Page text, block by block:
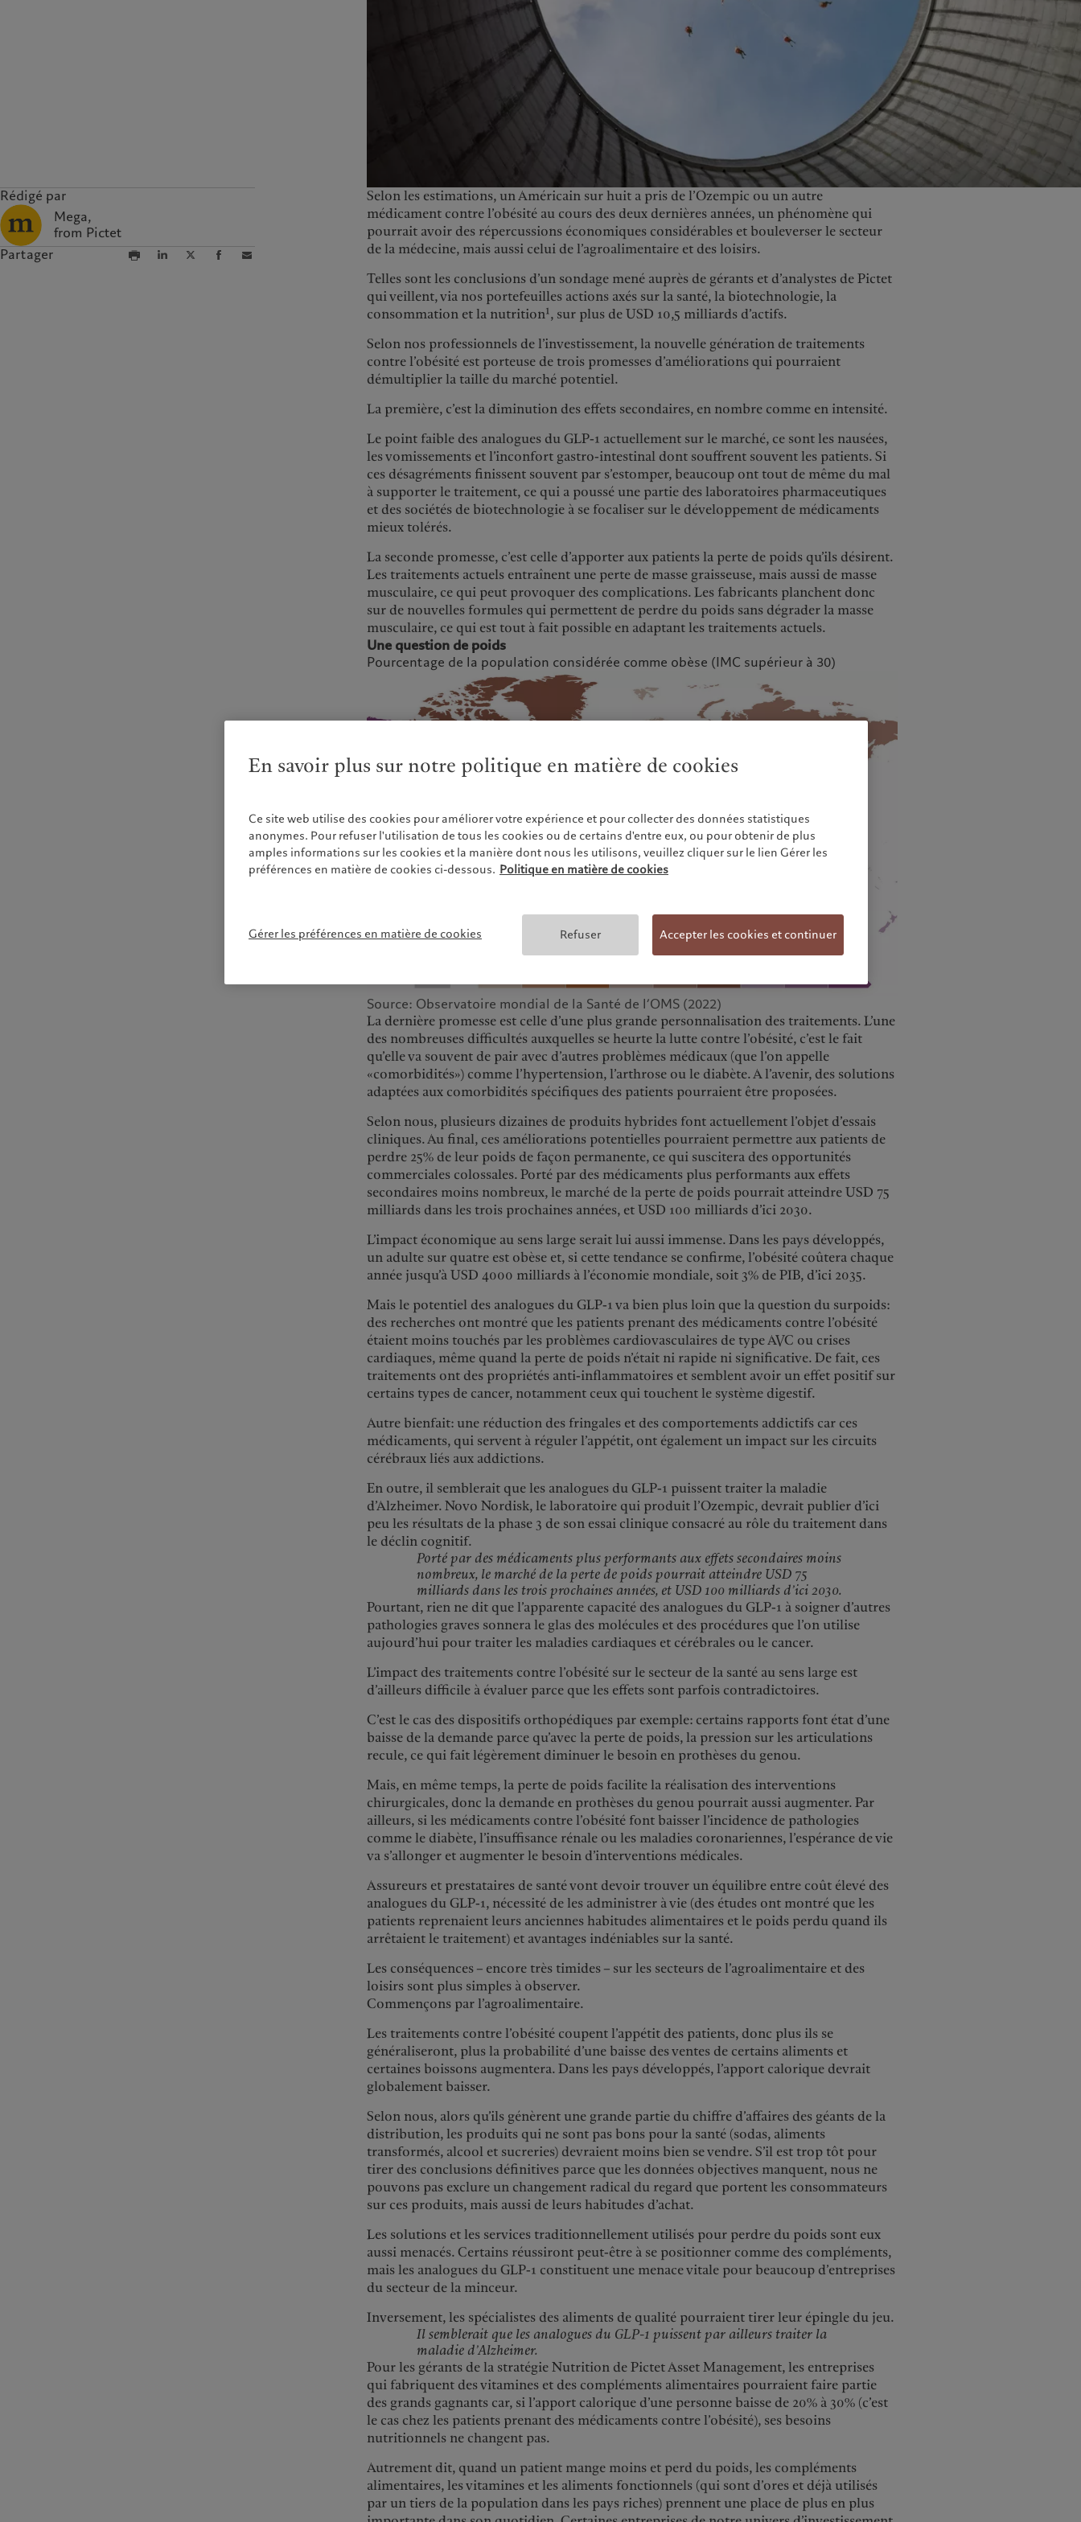
Rédigé par
Mega,
from Pictet
Partager
Selon les estimations, un Américain sur huit a pris de l’Ozempic ou un autre
médicament contre l’obésité au cours des deux dernières années, un phénomène qui
pourrait avoir des répercussions économiques considérables et bouleverser le secteur
de la médecine, mais aussi celui de l’agroalimentaire et des loisirs.
Telles sont les conclusions d’un sondage mené auprès de gérants et d’analystes de Pictet
qui veillent, via nos portefeuilles actions axés sur la santé, la biotechnologie, la
consommation et la nutrition1, sur plus de USD 10,5 milliards d’actifs.
Selon nos professionnels de l’investissement, la nouvelle génération de traitements
contre l’obésité est porteuse de trois promesses d’améliorations qui pourraient
démultiplier la taille du marché potentiel.
La première, c’est la diminution des effets secondaires, en nombre comme en intensité.
Le point faible des analogues du GLP-1 actuellement sur le marché, ce sont les nausées,
les vomissements et l’inconfort gastro-intestinal dont souffrent souvent les patients. Si
ces désagréments finissent souvent par s’estomper, beaucoup ont tout de même du mal
à supporter le traitement, ce qui a poussé une partie des laboratoires pharmaceutiques
et des sociétés de biotechnologie à se focaliser sur le développement de médicaments
mieux tolérés.
La seconde promesse, c’est celle d’apporter aux patients la perte de poids qu’ils désirent.
Les traitements actuels entraînent une perte de masse graisseuse, mais aussi de masse
musculaire, ce qui peut provoquer des complications. Les fabricants planchent donc
sur de nouvelles formules qui permettent de perdre du poids sans dégrader la masse
musculaire, ce qui est tout à fait possible en adaptant les traitements actuels.
Une question de poids
Pourcentage de la population considérée comme obèse (IMC supérieur à 30)
Source: Observatoire mondial de la Santé de l’OMS (2022)
La dernière promesse est celle d’une plus grande personnalisation des traitements. L’une
des nombreuses difficultés auxquelles se heurte la lutte contre l’obésité, c’est le fait
qu’elle va souvent de pair avec d’autres problèmes médicaux (que l’on appelle
«comorbidités») comme l’hypertension, l’arthrose ou le diabète. A l’avenir, des solutions
adaptées aux comorbidités spécifiques des patients pourraient être proposées.
Selon nous, plusieurs dizaines de produits hybrides font actuellement l’objet d’essais
cliniques. Au final, ces améliorations potentielles pourraient permettre aux patients de
perdre 25% de leur poids de façon permanente, ce qui suscitera des opportunités
commerciales colossales. Porté par des médicaments plus performants aux effets
secondaires moins nombreux, le marché de la perte de poids pourrait atteindre USD 75
milliards dans les trois prochaines années, et USD 100 milliards d’ici 2030.
L’impact économique au sens large serait lui aussi immense. Dans les pays développés,
un adulte sur quatre est obèse et, si cette tendance se confirme, l’obésité coûtera chaque
année jusqu’à USD 4000 milliards à l’économie mondiale, soit 3% de PIB, d’ici 2035.
Mais le potentiel des analogues du GLP-1 va bien plus loin que la question du surpoids:
des recherches ont montré que les patients prenant des médicaments contre l’obésité
étaient moins touchés par les problèmes cardiovasculaires de type AVC ou crises
cardiaques, même quand la perte de poids n’était ni rapide ni significative. De fait, ces
traitements ont des propriétés anti-inflammatoires et semblent avoir un effet positif sur
certains types de cancer, notamment ceux qui touchent le système digestif.
Autre bienfait: une réduction des fringales et des comportements addictifs car ces
médicaments, qui servent à réguler l’appétit, ont également un impact sur les circuits
cérébraux liés aux addictions.
En outre, il semblerait que les analogues du GLP-1 puissent traiter la maladie
d’Alzheimer. Novo Nordisk, le laboratoire qui produit l’Ozempic, devrait publier d’ici
peu les résultats de la phase 3 de son essai clinique consacré au rôle du traitement dans
le déclin cognitif.
Porté par des médicaments plus performants aux effets secondaires moins
nombreux, le marché de la perte de poids pourrait atteindre USD 75
milliards dans les trois prochaines années, et USD 100 milliards d’ici 2030.
Pourtant, rien ne dit que l’apparente capacité des analogues du GLP-1 à soigner d’autres
pathologies graves sonnera le glas des molécules et des procédures que l’on utilise
aujourd’hui pour traiter les maladies cardiaques et cérébrales ou le cancer.
L’impact des traitements contre l’obésité sur le secteur de la santé au sens large est
d’ailleurs difficile à évaluer parce que les effets sont parfois contradictoires.
C’est le cas des dispositifs orthopédiques par exemple: certains rapports font état d’une
baisse de la demande parce qu’avec la perte de poids, la pression sur les articulations
recule, ce qui fait légèrement diminuer le besoin en prothèses du genou.
Mais, en même temps, la perte de poids facilite la réalisation des interventions
chirurgicales, donc la demande en prothèses du genou pourrait aussi augmenter. Par
ailleurs, si les médicaments contre l’obésité font baisser l’incidence de pathologies
comme le diabète, l’insuffisance rénale ou les maladies coronariennes, l’espérance de vie
va s’allonger et augmenter le besoin d’interventions médicales.
Assureurs et prestataires de santé vont devoir trouver un équilibre entre coût élevé des
analogues du GLP-1, nécessité de les administrer à vie (des études ont montré que les
patients reprenaient leurs anciennes habitudes alimentaires et le poids perdu quand ils
arrêtaient le traitement) et avantages indéniables sur la santé.
Les conséquences – encore très timides – sur les secteurs de l’agroalimentaire et des
loisirs sont plus simples à observer.
Commençons par l’agroalimentaire.
Les traitements contre l’obésité coupent l’appétit des patients, donc plus ils se
généraliseront, plus la probabilité d’une baisse des ventes de certains aliments et
certaines boissons augmentera. Dans les pays développés, l’apport calorique devrait
globalement baisser.
Selon nous, alors qu’ils génèrent une grande partie du chiffre d’affaires des géants de la
distribution, les produits qui ne sont pas bons pour la santé (sodas, aliments
transformés, alcool et sucreries) devraient moins bien se vendre. S’il est trop tôt pour
tirer des conclusions définitives parce que les données objectives manquent, nous ne
pouvons pas exclure un changement radical du regard que portent les consommateurs
sur ces produits, mais aussi de leurs habitudes d’achat.
Les solutions et les services traditionnellement utilisés pour perdre du poids sont eux
aussi menacés. Certains réussiront peut-être à se positionner comme des compléments,
mais les analogues du GLP-1 constituent une menace vitale pour beaucoup d’entreprises
du secteur de la minceur.
Inversement, les spécialistes des aliments de qualité pourraient tirer leur épingle du jeu.
Il semblerait que les analogues du GLP-1 puissent par ailleurs traiter la
maladie d’Alzheimer.
Pour les gérants de la stratégie Nutrition de Pictet Asset Management, les entreprises
qui fabriquent des vitamines et des compléments alimentaires pourraient faire partie
des grands gagnants car, si l’apport calorique d’une personne baisse de 20% à 30% (c’est
le cas chez les patients prenant des médicaments contre l’obésité), ses besoins
nutritionnels ne changent pas.
Autrement dit, quand un patient mange moins et perd du poids, les compléments
alimentaires, les vitamines et les aliments fonctionnels (qui sont d’ores et déjà utilisés
par un tiers de la population dans les pays riches) prennent une place de plus en plus
En savoir plus sur notre politique en matière de cookies
Ce site web utilise des cookies pour améliorer votre expérience et pour collecter des données statistiques
anonymes. Pour refuser l'utilisation de tous les cookies ou de certains d'entre eux, ou pour obtenir de plus
amples informations sur les cookies et la manière dont nous les utilisons, veuillez cliquer sur le lien Gérer les
préférences en matière de cookies ci-dessous. Politique en matière de cookies
Gérer les préférences en matière de cookies Refuser Accepter les cookies et continuer